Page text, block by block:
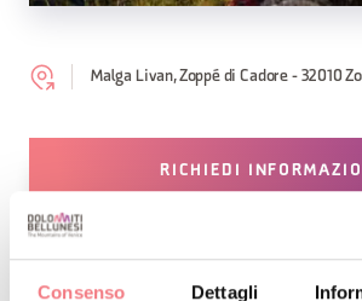
Consenso Dettagli
Malga Livan, Zoppé di Cadore - 32010
RICHIEDI